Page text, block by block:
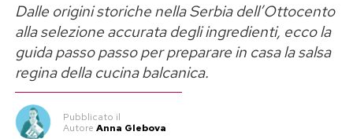
Dalle origini storiche nella Serbia dell’Ottocento
alla selezione accurata degli ingredienti, ecco la
guida passo passo per preparare in casa la salsa
regina della cucina balcanica.
Pubblicato il
Autore Anna Glebova